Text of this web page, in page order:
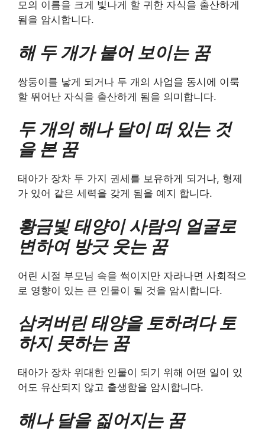
모의 이름을 크게 빛나게 할 귀한 자식을 출산하게
됨을 암시합니다.
해 두 개가 붙어 보이는 꿈
쌍둥이를 낳게 되거나 두 개의 사업을 동시에 이룩
할 뛰어난 자식을 출산하게 됨을 의미합니다.
두 개의 해나 달이 떠 있는 것
을 본 꿈
태아가 장차 두 가지 권세를 보유하게 되거나, 형제
가 있어 같은 세력을 갖게 됨을 예지 합니다.
황금빛 태양이 사람의 얼굴로
변하여 방긋 웃는 꿈
어린 시절 부모님 속을 썩이지만 자라나면 사회적으
로 영향이 있는 큰 인물이 될 것을 암시합니다.
삼켜버린 태양을 토하려다 토
하지 못하는 꿈
태아가 장차 위대한 인물이 되기 위해 어떤 일이 있
어도 유산되지 않고 출생함을 암시합니다.
해나 달을 짊어지는 꿈